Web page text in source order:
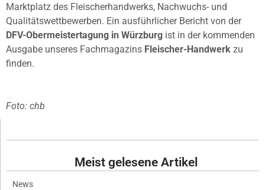
Marktplatz des Fleischerhandwerks, Nachwuchs- und
Qualitätswettbewerben. Ein ausführlicher Bericht von der
DFV-Obermeistertagung in Würzburg ist in der kommenden
Ausgabe unseres Fachmagazins Fleischer-Handwerk zu
finden.
Foto: chb
Meist gelesene Artikel
News